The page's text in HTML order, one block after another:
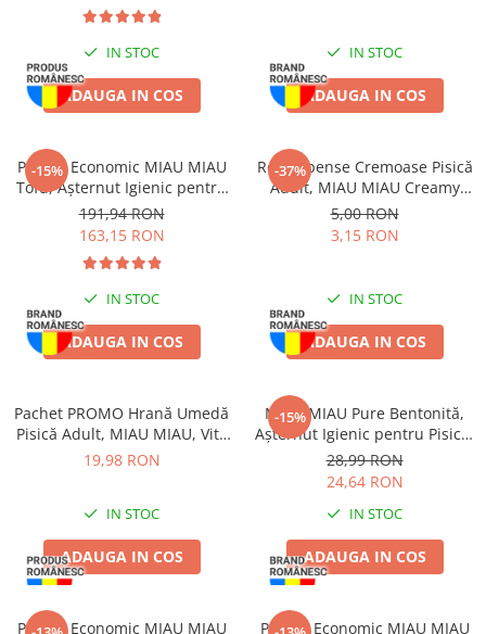
IN STOC
ADAUGA IN COS
IN STOC
ADAUGA IN COS
-15%
Pachet Economic MIAU MIAU
Tofu, Așternut Igienic pentru
Pisică, Baby Powder, 6x6L
191,94 RON
163,15 RON
IN STOC
ADAUGA IN COS
-37%
Recompense Cremoase Pisică
Adult, MIAU MIAU Creamy
Snacks, Rață, 4x15g
5,00 RON
3,15 RON
IN STOC
ADAUGA IN COS
Pachet PROMO Hrană Umedă
Pisică Adult, MIAU MIAU, Vită
în sos, 12x100g
19,98 RON
IN STOC
ADAUGA IN COS
-15%
MIAU MIAU Pure Bentonită,
Așternut Igienic pentru Pisică,
Lavandă, 5kg
28,99 RON
24,64 RON
IN STOC
ADAUGA IN COS
Pachet Economic MIAU MIAU
Pachet Economic MIAU MIAU